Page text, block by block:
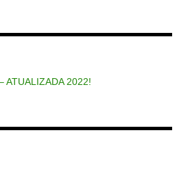
ATUALIZADA 2022!